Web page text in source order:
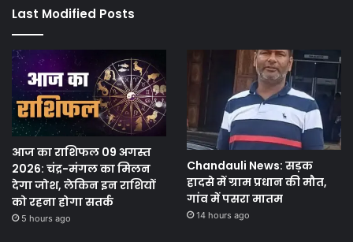
Last Modified Posts
आज का राशिफल 09 अगस्त
2026: चंद्र-मंगल का मिलन
देगा जोश, लेकिन इन राशियों
को रहना होगा सतर्क
5 hours ago
Chandauli News: सड़क
हादसे में ग्राम प्रधान की मौत,
गांव में पसरा मातम
14 hours ago